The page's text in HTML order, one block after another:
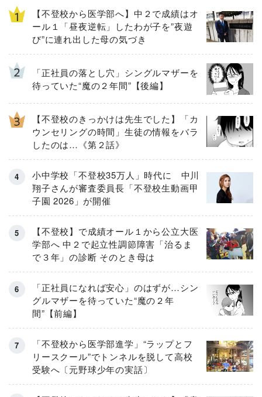
【不登校から医学部へ】中２で成績はオ
ール１「昼夜逆転」したわが子を”夜遊
び”に連れ出した母の気づき
「正社員の落とし穴」シングルマザーを
待っていた“魔の２年間”【後編】
【不登校のきっかけは先生でした】「カ
ウンセリングの時間」生徒の情報をバラ
したのは…《第２話》
小中学校「不登校35万人」時代に 中川
翔子さんが審査委員長「不登校生動画甲
子園 2026」が開催
【不登校】で成績オール１から公立大医
学部へ 中２で起立性調節障害「治るま
で３年」の診断 そのとき母は
「正社員になれば安心」のはずが…シン
グルマザーを待っていた“魔の２年
間”【前編】
「不登校から医学部進学」“ラップとフ
リースクール”でトンネルを脱して高校
受験へ〔元野球少年の実話〕